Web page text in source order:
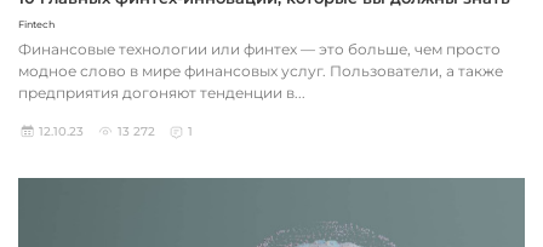
Fintech
Финансовые технологии или финтех — это больше, чем просто
модное слово в мире финансовых услуг. Пользователи, а также
предприятия догоняют тенденции в...
12.10.23 13 272 1